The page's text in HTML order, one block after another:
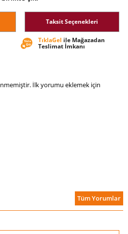
Taksit Seçenekleri
TıklaGel ile Mağazadan
Teslimat İmkanı
İlk yorumu eklemek için
Tüm Yorumlar